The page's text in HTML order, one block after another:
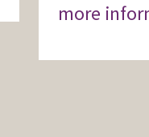
more